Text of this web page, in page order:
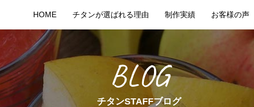
HOME チタンが選ばれる理由 制作実績 お客様の声
BLOG
チタンSTAFFブログ